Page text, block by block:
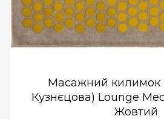
Масажний килимок
Кузнєцова) Lounge
Жовтий
0out
of
5